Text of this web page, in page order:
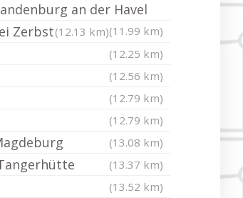
an der Havel
(11.99 km)
Zerbst(12.13 km)
(12.25 km)
(12.56 km)
(12.79 km)
(12.79 km)
(13.08 km)
(13.37 km)
(13.52 km)